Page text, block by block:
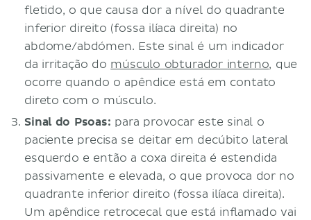
fletido, o que causa dor a nível do quadrante
inferior direito (fossa ilíaca direita) no
abdome/abdómen. Este sinal é um indicador
da irritação do músculo obturador interno, que
ocorre quando o apêndice está em contato
direto com o músculo.
Sinal do Psoas: para provocar este sinal o
paciente precisa se deitar em decúbito lateral
esquerdo e então a coxa direita é estendida
passivamente e elevada, o que provoca dor no
quadrante inferior direito (fossa ilíaca direita).
Um apêndice retrocecal que está inflamado vai